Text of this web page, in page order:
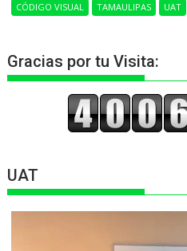
CÓDIGO VISUAL TAMAULIPAS UAT
Gracias por tu Visita:
UAT